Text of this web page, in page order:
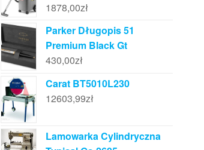
1878,00zł
Parker Długopis 51
Premium Black Gt
430,00zł
Carat BT5010L230
12603,99zł
Lamowarka Cylindryczna